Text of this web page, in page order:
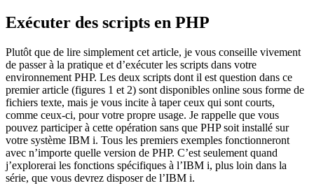
Exécuter des scripts en PHP
Plutôt que de lire simplement cet article, je vous conseille vivement
de passer à la pratique et d’exécuter les scripts dans votre
environnement PHP. Les deux scripts dont il est question dans ce
premier article (figures 1 et 2) sont disponibles online sous forme de
fichiers texte, mais je vous incite à taper ceux qui sont courts,
comme ceux-ci, pour votre propre usage. Je rappelle que vous
pouvez participer à cette opération sans que PHP soit installé sur
votre système IBM i. Tous les premiers exemples fonctionneront
avec n’importe quelle version de PHP. C’est seulement quand
j’explorerai les fonctions spécifiques à l’IBM i, plus loin dans la
série, que vous devrez disposer de l’IBM i.